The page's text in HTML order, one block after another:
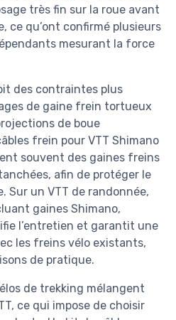
très fin sur la roue avant
ce qu’ont confirmé plusieurs
mesurant la force
des contraintes plus
de gaine frein tortueux
de boue
frein pour VTT Shimano
souvent des gaines freins
afin de protéger le
Sur un VTT de randonnée,
gaines Shimano,
l’entretien et garantit une
les freins vélo existants,
de pratique.
de trekking mélangent
ce qui impose de choisir